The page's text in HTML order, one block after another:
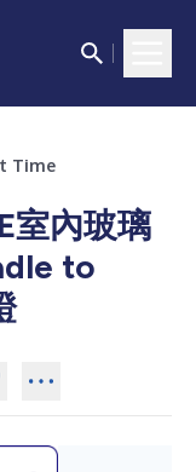
Time
室內玻璃
to